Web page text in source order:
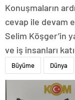
Konuşmaların
cevap ile devam
Selim Köşger’in
ve iş insanları
Büyüme Dünya